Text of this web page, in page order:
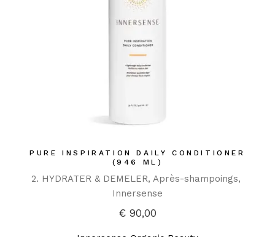
PURE INSPIRATION DAILY CONDITIONER
(946 ML)
2. HYDRATER & DEMELER Après-shampoings
Innersense
€90,00